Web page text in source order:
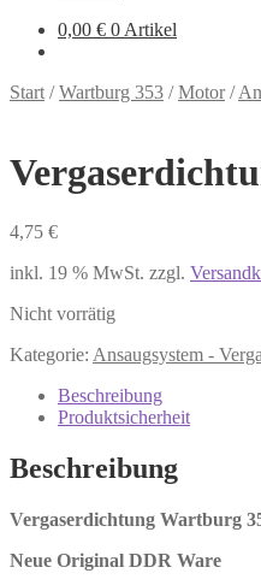
0,00 € 0 Artikel
Start /Wartburg 353 /Motor/
4,75 €
inkl. 19 % MwSt. zzgl.
Nicht vorrätig
Kategorie: Ansaugsystem -
Beschreibung
Produktsicherheit
Beschreibung
Vergaserdichtung Wartburg
Neue Original DDR Ware